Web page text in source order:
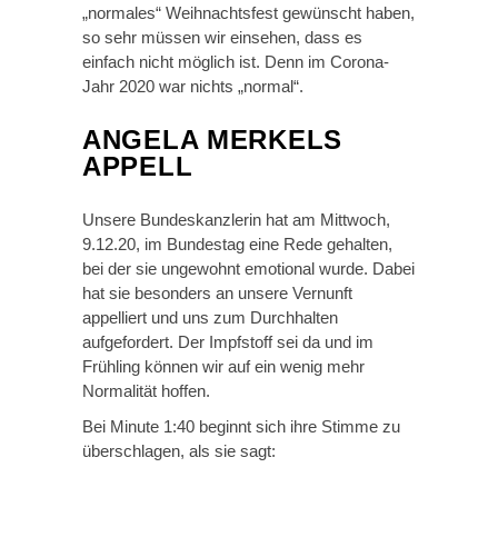
„normales“ Weihnachtsfest gewünscht haben,
so sehr müssen wir einsehen, dass es
einfach nicht möglich ist. Denn im Corona-
Jahr 2020 war nichts „normal“.
ANGELA MERKELS
APPELL
Unsere Bundeskanzlerin hat am Mittwoch,
9.12.20, im Bundestag eine Rede gehalten,
bei der sie ungewohnt emotional wurde. Dabei
hat sie besonders an unsere Vernunft
appelliert und uns zum Durchhalten
aufgefordert. Der Impfstoff sei da und im
Frühling können wir auf ein wenig mehr
Normalität hoffen.
Bei Minute 1:40 beginnt sich ihre Stimme zu
überschlagen, als sie sagt: